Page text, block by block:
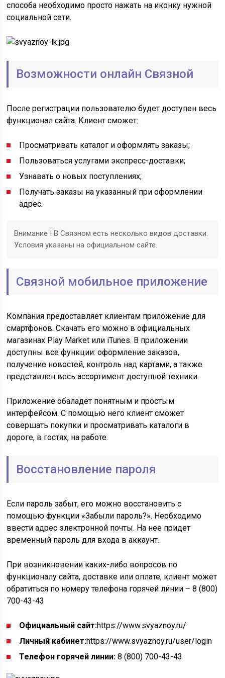
способа необходимо просто нажать на иконку нужной
социальной сети.
Возможности онлайн Связной
После регистрации пользователю будет доступен весь
функционал сайта. Клиент сможет:
Просматривать каталог и оформлять заказы;
Пользоваться услугами экспресс-доставки;
Узнавать о новых поступлениях;
Получать заказы на указанный при оформлении
адрес.
Внимание ! В Связном есть несколько видов доставки.
Условия указаны на официальном сайте.
Связной мобильное приложение
Компания предоставляет клиентам приложение для
смартфонов. Скачать его можно в официальных
магазинах Play Market или iTunes. В приложении
доступны все функции: оформление заказов,
получение новостей, контроль над картами, а также
представлен весь ассортимент доступной техники.
Приложение обаладет понятным и простым
интерфейсом. С помощью него клиент сможет
совершать покупки и просматривать каталоги в
дороге, в гостях, на работе.
Восстановление пароля
Если пароль забыт, его можно восстановить с
помощью функции «Забыли пароль?». Необходимо
ввести адрес электронной почты. На нее придет
временный пароль для входа в аккаунт.
При возникновении каких-либо вопросов по
функционалу сайта, доставке или оплате, клиент может
обратиться по номеру телефона горячей линии – 8 (800)
700-43-43
Официальный сайт:https://www.svyaznoy.ru/
Личный кабинет:https://www.svyaznoy.ru/user/login
Телефон горячей линии: 8 (800) 700-43-43